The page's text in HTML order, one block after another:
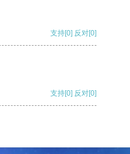
支持[0] 反对[0]
支持[0] 反对[0]